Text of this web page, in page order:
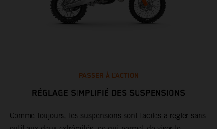
PASSER À L’ACTION
RÉGLAGE SIMPLIFIÉ DES SUSPENSIONS
Comme toujours, les suspensions sont faciles à régler sans